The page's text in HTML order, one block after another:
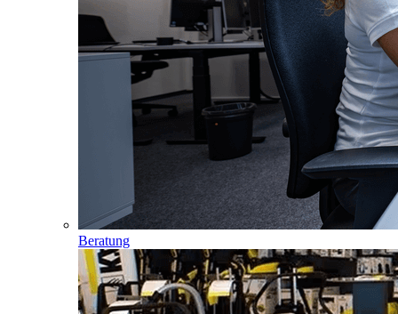
Beratung